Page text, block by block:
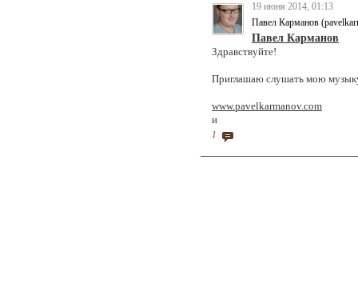
19 июня 2014, 01:13
Павел Карманов
Павел Карманов
Здравствуйте!
Приглашаю слушать мою
www.pavelkarmanov.com
и
1